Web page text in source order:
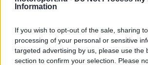
Information
If you wish to opt-out of the sale, sharing
processing of your personal or sensitive
targeted advertising by us, please use the
section to confirm your selection. Please
modal